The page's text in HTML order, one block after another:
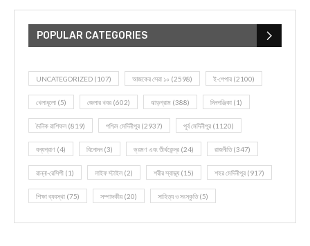
POPULAR CATEGORIES
UNCATEGORIZED (107) আজকের সেরা ১০ (2598) ই-পেপার (2100)
খেলাধূলো (5) জেলার খবর (602) ঝাড়গ্রাম (388) দিনপঞ্জিকা (1)
দৈনিক রাশিফল (819) পশ্চিম মেদিনীপুর (2937) পূর্ব মেদিনীপুর (1120)
বন্যপ্রাণ (4) বিনোদন(3) ভ্রমণ এবং তীর্থকেন্দ্র (24) রাজনীতি(347)
রান্না-রেসিপী (1) লাইফ স্টাইল (2) শরীর স্বাস্থ্য (15) শহর মেদিনীপুর (917)
শিক্ষা ব্যবস্থা (75) সম্পাদকীয় (20) সাহিত্য ও সংস্কৃতি(5)